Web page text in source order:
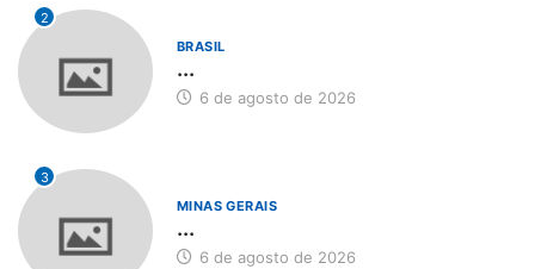
2
BRASIL
...
6 de agosto de 2026
3
MINAS GERAIS
...
6 de agosto de 2026